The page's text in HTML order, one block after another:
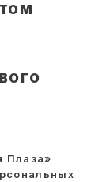
Плаза»